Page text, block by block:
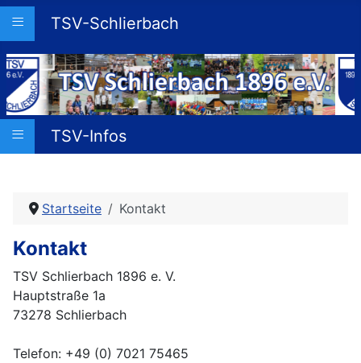
TSV-Schlierbach
≡
TSV-Infos
≡
Startseite Kontakt
Kontakt
TSV Schlierbach 1896 e. V.
Hauptstraße 1a
73278 Schlierbach
Telefon: +49 (0) 7021 75465